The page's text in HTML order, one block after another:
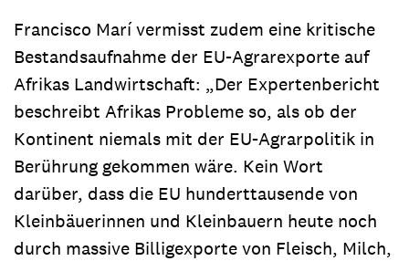
Francisco Marí vermisst zudem eine kritische
Bestandsaufnahme der EU-Agrarexporte auf
Afrikas Landwirtschaft: „Der Expertenbericht
beschreibt Afrikas Probleme so, als ob der
Kontinent niemals mit der EU-Agrarpolitik in
Berührung gekommen wäre. Kein Wort
darüber, dass die EU hunderttausende von
Kleinbäuerinnen und Kleinbauern heute noch
durch massive Billigexporte von Fleisch, Milch,